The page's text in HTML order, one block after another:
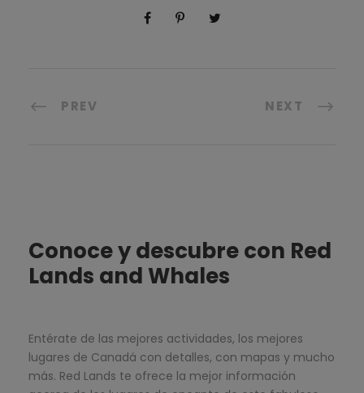
PREV NEXT
Conoce y descubre con Red
Lands and Whales
Entérate de las mejores actividades, los mejores
lugares de Canadá con detalles, con mapas y mucho
más. Red Lands te ofrece la mejor información